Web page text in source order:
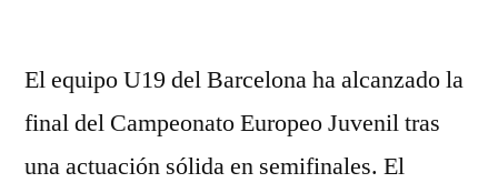
El equipo U19 del Barcelona ha alcanzado la
final del Campeonato Europeo Juvenil tras
una actuación sólida en semifinales. El